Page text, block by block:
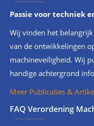
Passie voor techniek
Wij vinden het
van de ontwikkelingen
machineveiligheid. Wij
handige achtergrond
Meer Publicaties &
FAQ Verordening